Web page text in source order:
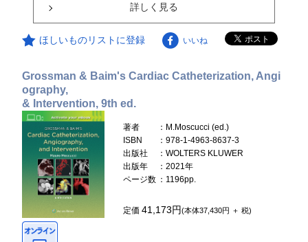
詳しく見る
ほしいものリストに登録 いいね
Grossman & Baim's Cardiac Catheterization, Angi
ography,
& Intervention, 9th ed.
著者
：M.Moscucci (ed.)
ISBN
：978-1-4963-8637-3
出版社
：WOLTERS KLUWER
出版年
：2021年
ページ数 ：1196pp.
定価41,173円(本体37,430円 ＋ 税)